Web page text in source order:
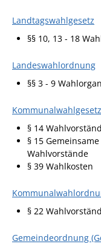
Landtagswahlgesetz
§§ 10, 13 - 18 Wa
Landeswahlordnung
§§ 3 - 9
Kommunalwahlgesetz
§ 14
§ 15
Wahlvorstände
§ 39 Wahlkosten
§ 22
Gemeindeordnung